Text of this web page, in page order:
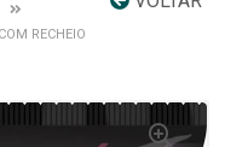
RECHEIO